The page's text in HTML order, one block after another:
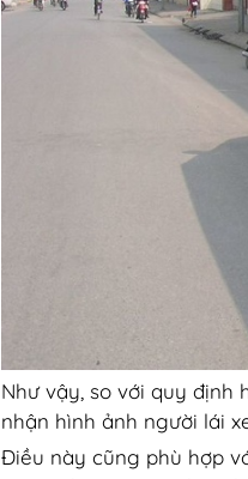
Như vậy, so với quy
nhận hình ảnh người lái
Điều này cũng phù hợp